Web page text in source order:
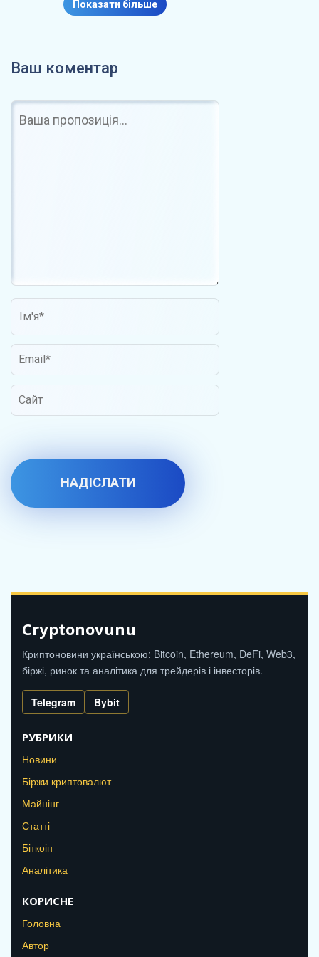
Показати більше
Ваш коментар
Cryptonovunu
Криптоновини українською: Bitcoin, Ethereum, DeFi, Web3,
біржі, ринок та аналітика для трейдерів і інвесторів.
Telegram Bybit
РУБРИКИ
Новини
Біржи криптовалют
Майнінг
Статті
Біткоін
Аналітика
КОРИСНЕ
Головна
Автор